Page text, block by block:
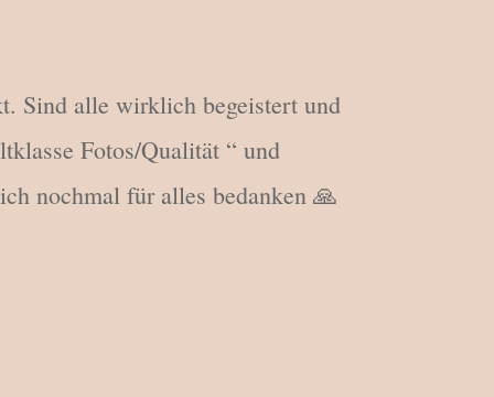
Sind alle wirklich begeistert und
Fotos/Qualität “ und
nochmal für alles bedanken 🙏